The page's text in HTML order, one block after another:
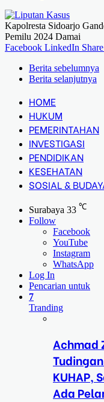
Kapolresta Sidoarjo
Pemilu 2024 Damai
Facebook LinkedIn
Berita sebelumnya
Berita selanjutnya
HOME
HUKUM
PEMERINTAHAN
INVESTIGASI
PENDIDIKAN
KESEHATAN
SOSIAL &
Surabaya 33 ℃
Follow
Facebook
YouTube
Instagram
WhatsApp
Log In
Pencarian untuk
7
Tranding
Achmad
KUHAP,
Ada